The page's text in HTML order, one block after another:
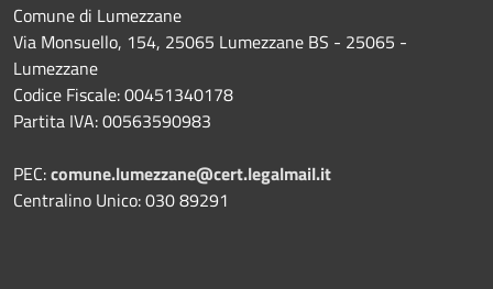
Comune di Lumezzane
Via Monsuello, 154, 25065 Lumezzane BS - 25065 -
Lumezzane
Codice Fiscale: 00451340178
Partita IVA: 00563590983
PEC:comune.lumezzane@cert.legalmail.it
Centralino Unico: 030 89291